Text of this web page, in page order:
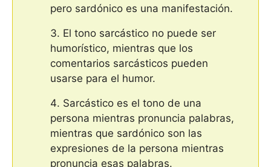
pero sardónico es una manifestación.
El tono sarcástico no puede ser
humorístico, mientras que los
comentarios sarcásticos pueden
usarse para el humor.
Sarcástico es el tono de una
persona mientras pronuncia palabras,
mientras que sardónico son las
expresiones de la persona mientras
pronuncia esas palabras.